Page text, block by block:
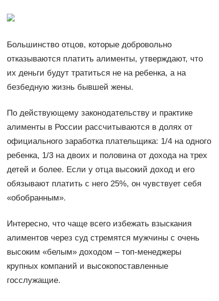
Большинство отцов, которые добровольно
отказываются платить алименты, утверждают, что
их деньги будут тратиться не на ребенка, а на
безбедную жизнь бывшей жены.
По действующему законодательству и практике
алименты в России рассчитываются в долях от
официального заработка плательщика: 1/4 на одного
ребенка, 1/3 на двоих и половина от дохода на трех
детей и более. Если у отца высокий доход и его
обязывают платить с него 25%, он чувствует себя
«обобранным».
Интересно, что чаще всего избежать взыскания
алиментов через суд стремятся мужчины с очень
высоким «белым» доходом – топ-менеджеры
крупных компаний и высокопоставленные
госслужащие.